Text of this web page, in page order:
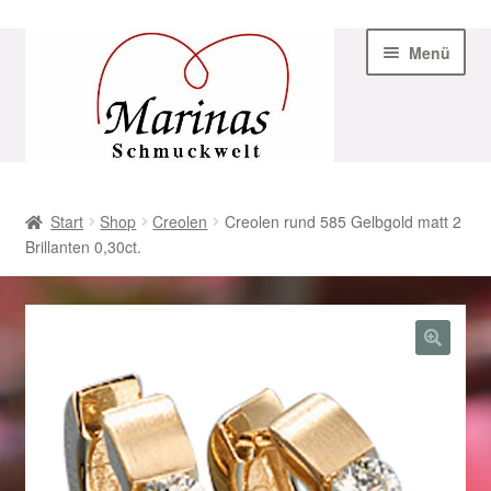
Navigation
Menü
AGB
Beispiel-Seite
Datenschutz
Geschenke zu Ostern 2023
Geschenke zu Ostern 2024
Start Shop Creolen
Creolen rund 585 Gelbgold matt 2
Brillanten 0,30ct.